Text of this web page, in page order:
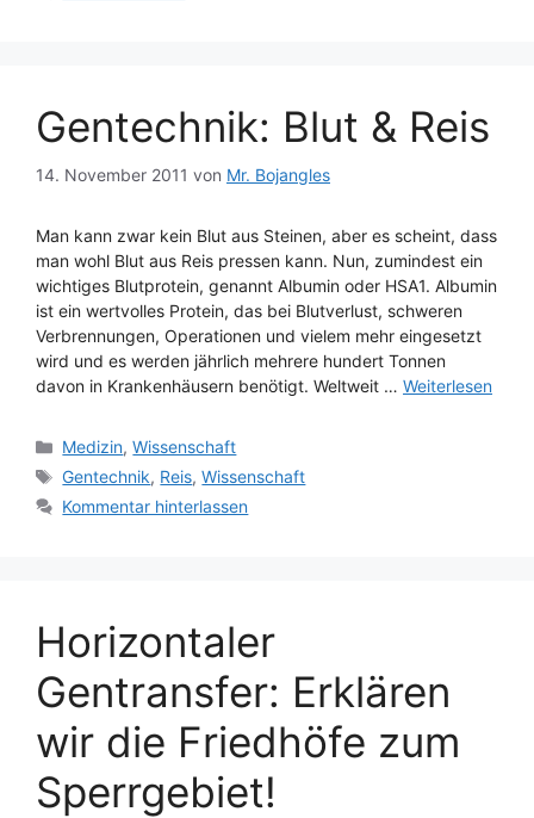
Gentechnik: Blut & Reis
14. November 2011 von Mr. Bojangles
Man kann zwar kein Blut aus Steinen, aber es scheint, dass
man wohl Blut aus Reis pressen kann. Nun, zumindest ein
wichtiges Blutprotein, genannt Albumin oder HSA1. Albumin
ist ein wertvolles Protein, das bei Blutverlust, schweren
Verbrennungen, Operationen und vielem mehr eingesetzt
wird und es werden jährlich mehrere hundert Tonnen
davon in Krankenhäusern benötigt. Weltweit … Weiterlesen
Kategorien
Medizin,Wissenschaft
Schlagwörter
Gentechnik, Reis,Wissenschaft
Kommentar hinterlassen
Horizontaler
Gentransfer: Erklären
wir die Friedhöfe zum
Sperrgebiet!